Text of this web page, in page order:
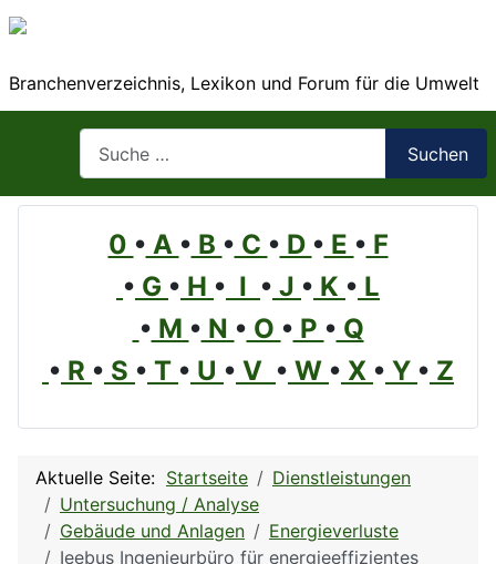
Branchenverzeichnis, Lexikon und Forum für die Umwelt
Suchen
0 • A • B • C • D • E • F
• G • H • I • J • K • L
• M • N • O • P • Q
• R • S • T • U • V • W • X • Y • Z
Aktuelle Seite: Startseite
Dienstleistungen
Untersuchung / Analyse
Gebäude und Anlagen
Energieverluste
Ieebus Ingenieurbüro für energieeffizientes